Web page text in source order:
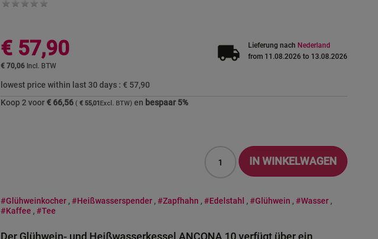
€ 70,06
€ 57,90 local_shipping Lieferung nach Nederland
from 11.08.2026 to 13.08.2026
lowest price within last 30 days : € 57,90
Koop 2 voor€ 66,56 € 55,01 en bespaar5%
IN WINKELWAGEN
#Glühweinkocher , #Heißwasserspender , #Zapfhahn , #Edelstahl , #Glühwein , #Wasser ,
#Kaffee , #Tee
Der Glühwein- und Heißwasserkessel ANCONA 10 verfügt über ein